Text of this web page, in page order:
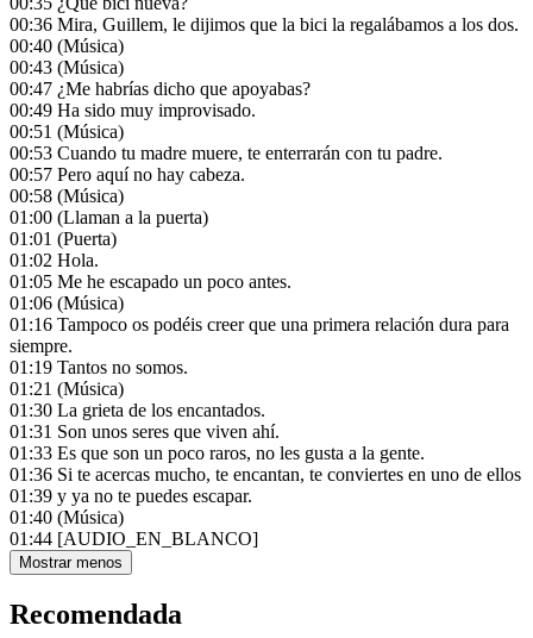
00:36 Mira, Guillem, le dijimos que la bici la regalábamos a los dos.
00:40 (Música)
00:43 (Música)
00:47 ¿Me habrías dicho que apoyabas?
00:49 Ha sido muy improvisado.
00:51 (Música)
00:53 Cuando tu madre muere, te enterrarán con tu padre.
00:57 Pero aquí no hay cabeza.
00:58 (Música)
01:00 (Llaman a la puerta)
01:01 (Puerta)
01:02 Hola.
01:05 Me he escapado un poco antes.
01:06 (Música)
01:16 Tampoco os podéis creer que una primera relación dura para
siempre.
01:19 Tantos no somos.
01:21 (Música)
01:30 La grieta de los encantados.
01:31 Son unos seres que viven ahí.
01:33 Es que son un poco raros, no les gusta a la gente.
01:36 Si te acercas mucho, te encantan, te conviertes en uno de ellos
01:39 y ya no te puedes escapar.
01:40 (Música)
01:44 [AUDIO_EN_BLANCO]
Mostrar menos
Recomendada